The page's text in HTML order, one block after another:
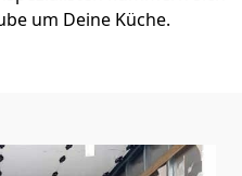
um Deine Küche.